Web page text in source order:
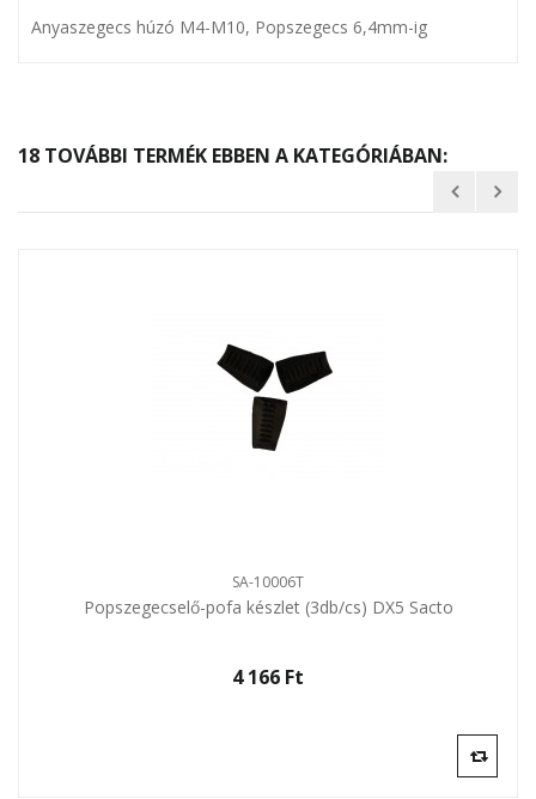
Anyaszegecs húzó M4-M10, Popszegecs 6,4mm-ig
18 TOVÁBBI TERMÉK EBBEN A KATEGÓRIÁBAN:
SA-10006T
Popszegecselő-pofa készlet (3db/cs) DX5 Sacto
4 166 Ft‎